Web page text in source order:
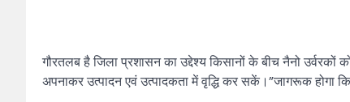
गौरतलब है जिला प्रशासन का उद्देश्य किसानों के बीच नैनो
अपनाकर उत्पादन एवं उत्पादकता में वृद्धि कर सकें।”जागरूक होगा